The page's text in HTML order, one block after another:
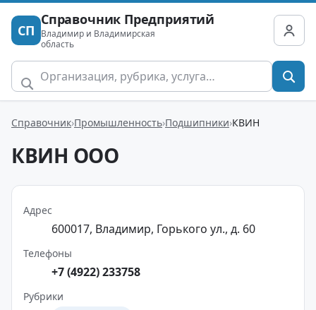
СП
Справочник Предприятий
Владимир и Владимирская
область
Справочник Промышленность Подшипники КВИН
КВИН ООО
Адрес
600017, Владимир, Горького ул., д. 60
Телефоны
+7 (4922) 233758
Рубрики